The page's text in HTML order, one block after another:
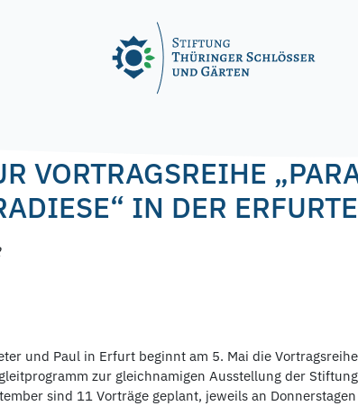
VORTRAGSREIHE
IN DER
und Paul in Erfurt beginnt am 5. Mai die
zur gleichnamigen Ausstellung der
sind 11 Vorträge geplant, jeweils an